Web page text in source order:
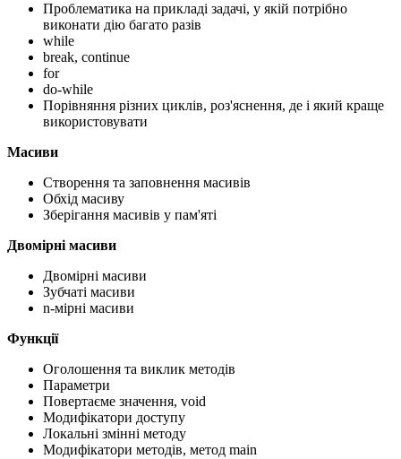
Проблематика на прикладі задачі, у якій потрібно
виконати дію багато разів
while
break, continue
for
do-while
Порівняння різних циклів, роз'яснення, де і який краще
використовувати
Масиви
Створення та заповнення масивів
Обхід масиву
Зберігання масивів у пам'яті
Двомірні масиви
Двомірні масиви
Зубчаті масиви
n-мірні масиви
Функції
Оголошення та виклик методів
Параметри
Повертаєме значення, void
Модифікатори доступу
Локальні змінні методу
Модифікатори методів, метод main